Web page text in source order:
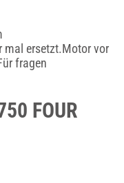
mal ersetzt.Motor vor
fragen
FOUR